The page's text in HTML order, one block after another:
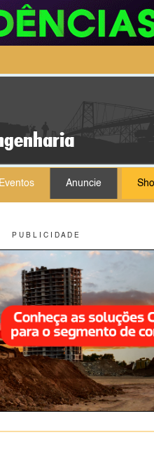
Eventos Anuncie
P U B L I C I D A D E